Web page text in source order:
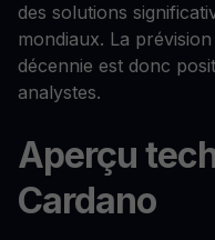
des solutions
mondiaux. La
décennie est donc
analystes.
Aperçu
Cardano